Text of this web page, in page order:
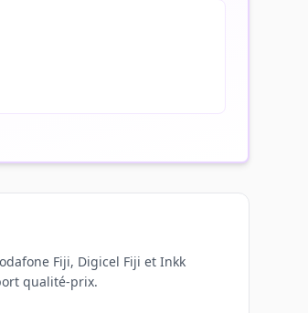
Fiji, Digicel Fiji et Inkk
qualité-prix.